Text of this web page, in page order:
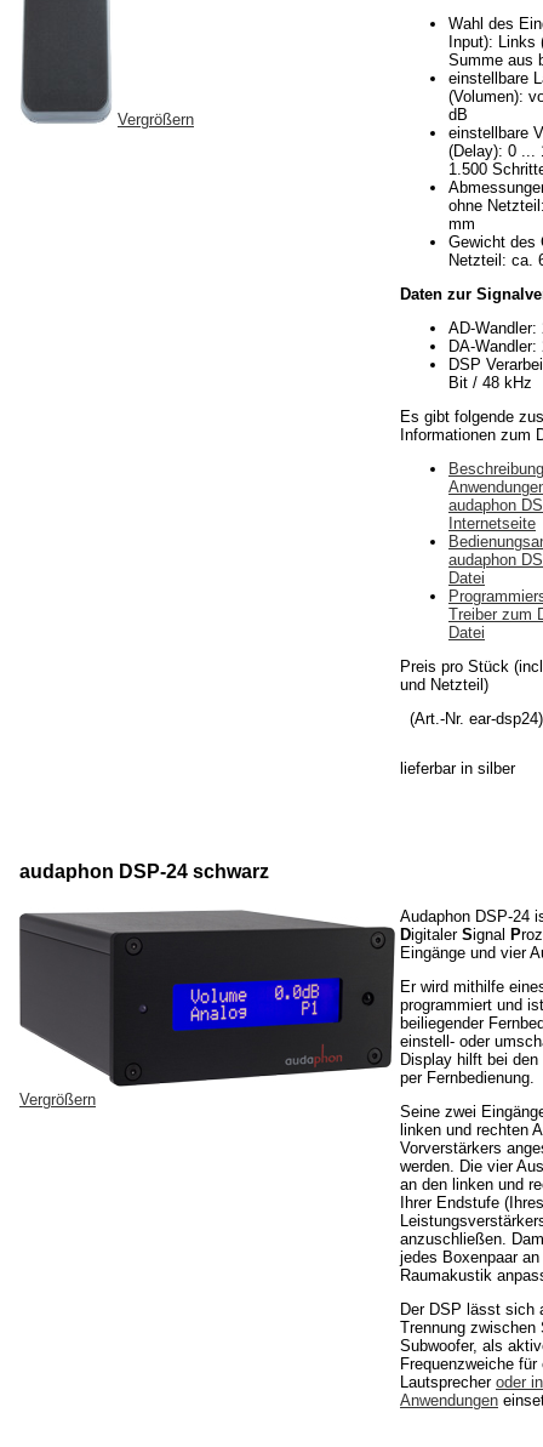
Vergrößern
Wahl des
Input): Links
Summe aus
einstellbare
(Volumen):
dB
einstellbare
(Delay): 0 ...
1.500
ohne
mm
Gewicht des
Netzteil: ca.
Daten zur
AD-Wandler:
DA-Wandler:
DSP
Bit / 48 kHz
Es gibt folgende
Informationen zum
audaphon
Internetseite
audaphon
Datei
Treiber zum
Datei
Preis pro Stück
und Netzteil)
(Art.-Nr. ear-
lieferbar in silber
audaphon DSP-24 schwarz
Vergrößern
Audaphon DSP-24
Digitaler Signal P
Eingänge und vier
Er wird mithilfe
programmiert und
beiliegender
einstell- oder
Display hilft bei
per Fernbedienung.
Seine zwei
linken und rechten
Vorverstärkers
werden. Die vier
an den linken und
Ihrer Endstufe (Ihres
anzuschließen.
jedes Boxenpaar an
Raumakustik
Der DSP lässt sich
Trennung zwischen
Subwoofer, als
Frequenzweiche für
Lautsprecher oder
Anwendungen